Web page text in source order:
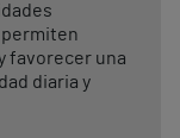
favorecer una
diaria y